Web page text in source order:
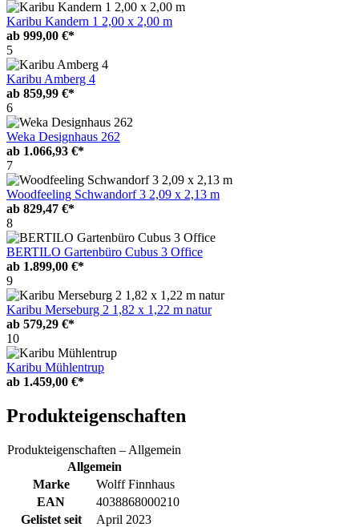
Karibu Kandern 1 2,00 x 2,00 m
ab 999,00 €*
5
Karibu Amberg 4
ab 859,99 €*
6
Weka Designhaus 262
ab 1.066,93 €*
7
Woodfeeling Schwandorf 3 2,09 x 2,13 m
ab 829,47 €*
8
BERTILO Gartenbüro Cubus 3 Office
ab 1.899,00 €*
9
Karibu Merseburg 2 1,82 x 1,22 m natur
ab 579,29 €*
10
Karibu Mühlentrup
ab 1.459,00 €*
Produkteigenschaften
Produkteigenschaften – Allgemein
Allgemein
Marke
Wolff Finnhaus
EAN
4038868000210
Gelistet seit
April 2023